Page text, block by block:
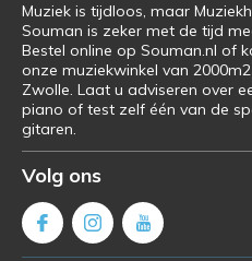
Muziek is tijdloos, maar
Souman is zeker met de tijd
Bestel online op Souman.nl of
onze muziekwinkel van
Zwolle. Laat u adviseren over
piano of test zelf één van de
gitaren.
Volg ons